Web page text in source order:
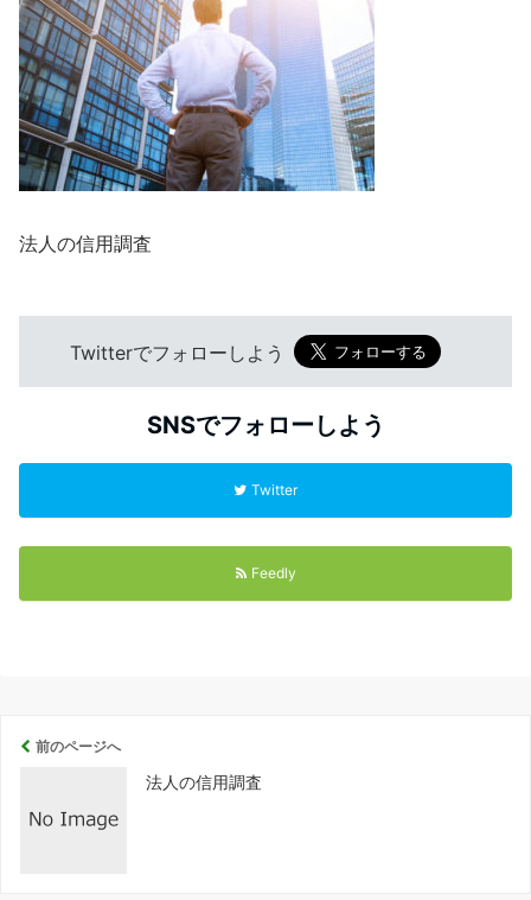
法人の信用調査
Twitterでフォローしよう
SNSでフォローしよう
Twitter
Feedly
前のページへ
法人の信用調査